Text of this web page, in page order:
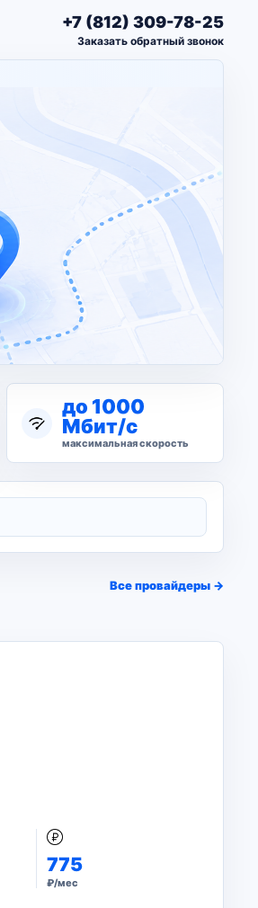
+7 (812) 309-78-25
Заказать обратный звонок
до 1000
Мбит/с
максимальная скорость
Все провайдеры →
775
₽/мес